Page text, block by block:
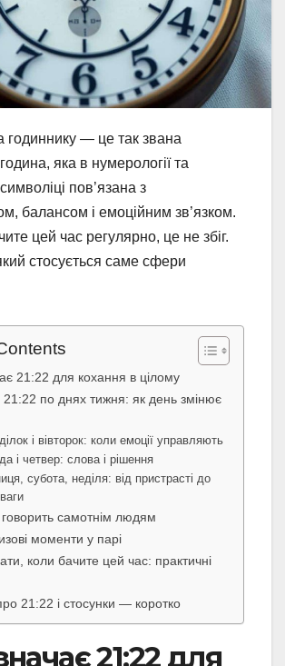
годиннику — це так звана
яка в нумерології та
пов’язана з
балансом і емоційним зв’язком.
цей час регулярно, це не збіг.
стосується саме сфери
21:22 для кохання в цілому
по днях тижня: як день змінює
і вівторок: коли емоції управляють
і четвер: слова і рішення
субота, неділя: від пристрасті до
самотнім людям
моменти у парі
коли бачите цей час: практичні
21:22 і стосунки — коротко
21:22 для